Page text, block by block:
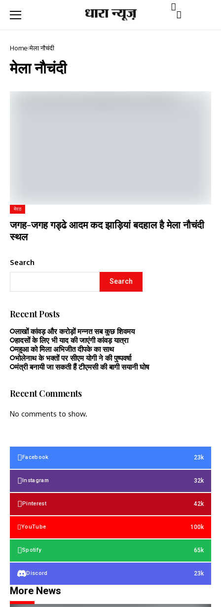
Home मेला नाैचंदी
मेला नाैचंदी
मेरठ
जगह-जगह गड्ढे आदम कद झाड़ियां बदहाल है मेला नौचंदी
स्थल
Search
Search
Recent Posts
लाखों कांवड़ और करोड़ों मन्नत सब कुछ शिवमय
हादसों के लिए भी याद की जाएंगी कांवड़ यात्रा
महुआ को मिला अभिजीत दीपके का साथ
भोलेनाथ के भक्तों पर सीएम योगी ने की पुष्पवर्षा
मंत्री बनायी जा सकती हैं टीएमसी की बागी सयानी घोष
Recent Comments
No comments to show.
Facebook 23k
Instagram 32k
Pinterest 42k
YouTube 100k
Spotify 65k
Discord 23k
More News